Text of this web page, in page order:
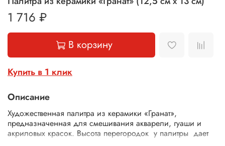
1 716 ₽
В корзину
Купить в 1 клик
Описание
Художественная палитра из керамики «Гранат»,
предназначенная для смешивания акварели, гуаши и
акриловых красок. Высота перегородок у палитры дает